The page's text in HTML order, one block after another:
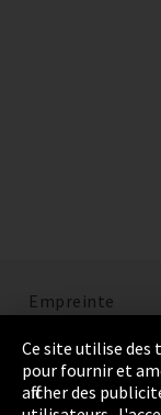
Empreinte
Politique de
Cookie Settings
Ce site utilise des
pour fournir et
afficher des